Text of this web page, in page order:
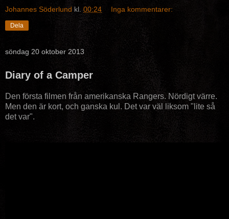
Johannes Söderlund kl. 00:24 Inga kommentarer:
Dela
söndag 20 oktober 2013
Diary of a Camper
Den första filmen från amerikanska Rangers. Nördigt värre.
Men den är kort, och ganska kul. Det var väl liksom "lite så
det var".